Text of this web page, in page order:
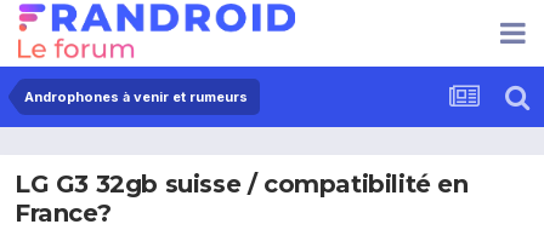
Androphones à venir et rumeurs
LG G3 32gb suisse / compatibilité en
France?